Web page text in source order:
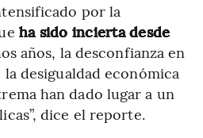
por la
ha sido incierta desde
años, la desconfianza en
desigualdad económica
han dado lugar a un
dice el reporte.